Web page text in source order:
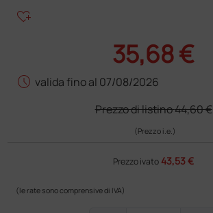
heart_plus
35,68 €
schedule valida fino al 07/08/2026
Prezzo di listino44,60 €
(Prezzo i.e.)
Prezzo ivato 43,53 €
(le rate sono comprensive di IVA)